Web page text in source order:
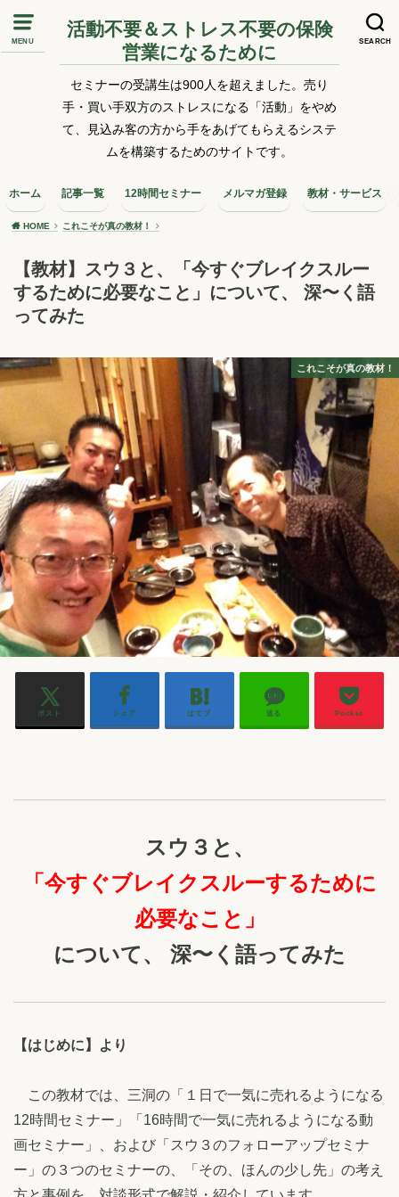
MENU SEARCH
活動不要＆ストレス不要の保険
営業になるために
セミナーの受講生は900人を超えました。売り
手・買い手双方のストレスになる「活動」をやめ
て、見込み客の方から手をあげてもらえるシステ
ムを構築するためのサイトです。
ホーム 記事一覧 12時間セミナー メルマガ登録 教材・サービス
HOME これこそが真の教材！
【教材】スウ３と、「今すぐブレイクスルー
するために必要なこと」について、 深〜く語
ってみた
これこそが真の教材！
ポスト シェア はてブ 送る Pocket
スウ３と、
「今すぐブレイクスルーするために
必要なこと」
について、 深〜く語ってみた
【はじめに】より
この教材では、三洞の「１日で一気に売れるようになる
12時間セミナー」「16時間で一気に売れるようになる動
画セミナー」、および「スウ３のフォローアップセミナ
ー」の３つのセミナーの、「その、ほんの少し先」の考え